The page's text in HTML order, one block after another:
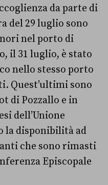
da parte di
del 29 luglio sono
nel porto di
il 31 luglio, è stato
nello stesso porto
Quest’ultimi sono
di Pozzallo e in
dell’Unione
la disponibilità ad
che sono rimasti
Episcopale